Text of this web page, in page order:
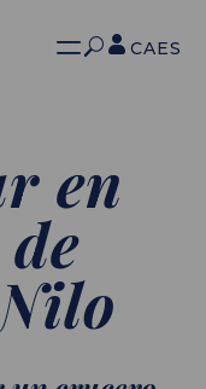
CAES
en